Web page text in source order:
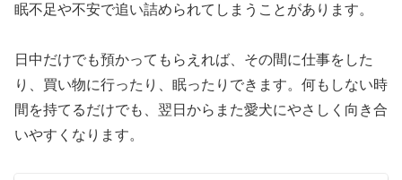
眠不足や不安で追い詰められてしまうことがあります。
日中だけでも預かってもらえれば、その間に仕事をした
り、買い物に行ったり、眠ったりできます。何もしない時
間を持てるだけでも、翌日からまた愛犬にやさしく向き合
いやすくなります。